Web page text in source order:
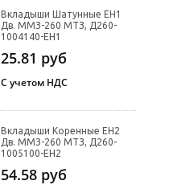
Вкладыши Шатунные ЕН1
Дв. ММЗ-260 МТЗ, Д260-
1004140-ЕН1
25.81 руб
С учетом НДС
Вкладыши Коренные ЕН2
Дв. ММЗ-260 МТЗ, Д260-
1005100-ЕН2
54.58 руб